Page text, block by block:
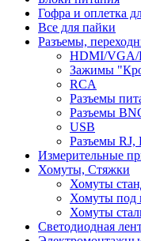
Гофра и оплетка
Все для пайки
Разъемы,
HDMI/
Зажимы
RCA
Разъемы
Разъемы
USB
Разъемы RJ,
Измерительные
Хомуты, Стяжки
Хомуты
Хомуты под
Хомуты
Светодиодная